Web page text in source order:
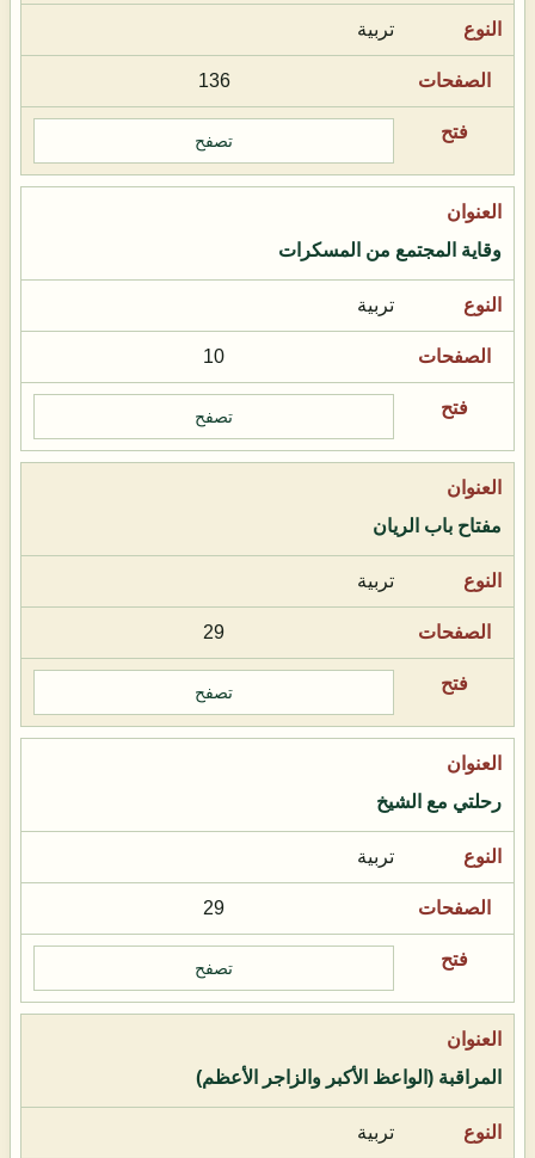
تربية
136
تصفح
وقاية المجتمع من المسكرات
تربية
10
تصفح
مفتاح باب الريان
تربية
29
تصفح
رحلتي مع الشيخ
تربية
29
تصفح
المراقبة (الواعظ الأكبر والزاجر الأعظم)
تربية